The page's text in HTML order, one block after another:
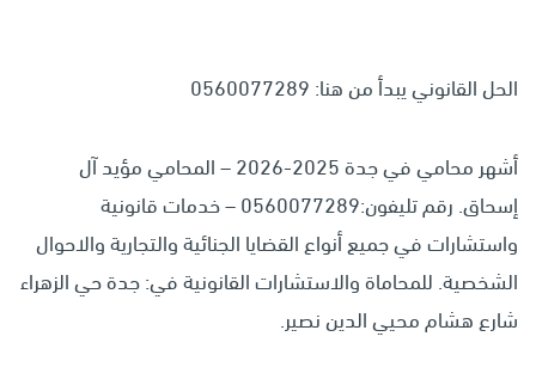
الحل القانوني يبدأ من هنا: 0560077289
أشهر محامي في جدة 2025-2026 – المحامي مؤيد آل
إسحاق. رقم تليفون:0560077289 – خدمات قانونية
واستشارات في جميع أنواع القضايا الجنائية والتجارية والاحوال
الشخصية. للمحاماة والاستشارات القانونية في: جدة حي الزهراء
شارع هشام محيي الدين نصير.